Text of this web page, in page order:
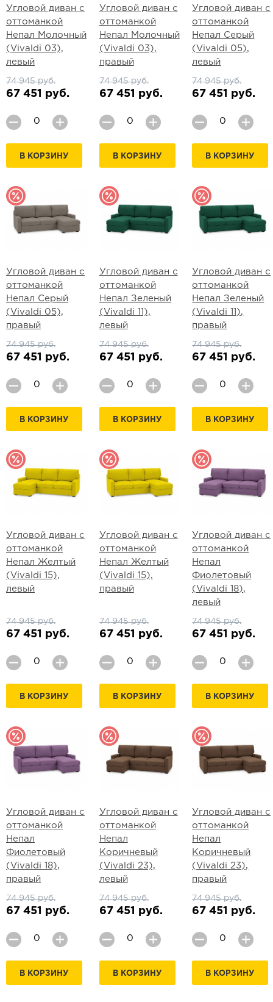
Угловой диван с
оттоманкой
Непал Молочный
(Vivaldi 03),
левый
74 945 руб.
67 451 руб.
В КОРЗИНУ
Угловой диван с
оттоманкой
Непал Молочный
(Vivaldi 03),
правый
74 945 руб.
67 451 руб.
В КОРЗИНУ
Угловой диван с
оттоманкой
Непал Серый
(Vivaldi 05),
левый
74 945 руб.
67 451 руб.
В КОРЗИНУ
Угловой диван с
оттоманкой
Непал Серый
(Vivaldi 05),
правый
74 945 руб.
67 451 руб.
В КОРЗИНУ
Угловой диван с
оттоманкой
Непал Зеленый
(Vivaldi 11),
левый
74 945 руб.
67 451 руб.
В КОРЗИНУ
Угловой диван с
оттоманкой
Непал Зеленый
(Vivaldi 11),
правый
74 945 руб.
67 451 руб.
В КОРЗИНУ
Угловой диван с
оттоманкой
Непал Желтый
(Vivaldi 15),
левый
74 945 руб.
67 451 руб.
В КОРЗИНУ
Угловой диван с
оттоманкой
Непал Желтый
(Vivaldi 15),
правый
74 945 руб.
67 451 руб.
В КОРЗИНУ
Угловой диван с
оттоманкой
Непал
Фиолетовый
(Vivaldi 18),
левый
74 945 руб.
67 451 руб.
В КОРЗИНУ
Угловой диван с
оттоманкой
Непал
Фиолетовый
(Vivaldi 18),
правый
74 945 руб.
67 451 руб.
В КОРЗИНУ
Угловой диван с
оттоманкой
Непал
Коричневый
(Vivaldi 23),
левый
74 945 руб.
67 451 руб.
В КОРЗИНУ
Угловой диван с
оттоманкой
Непал
Коричневый
(Vivaldi 23),
правый
74 945 руб.
67 451 руб.
В КОРЗИНУ